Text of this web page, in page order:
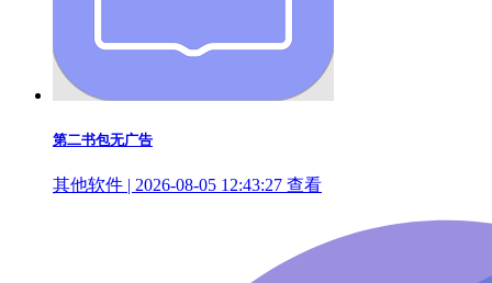
第二书包无广告
其他软件 | 2026-08-05 12:43:27 查看